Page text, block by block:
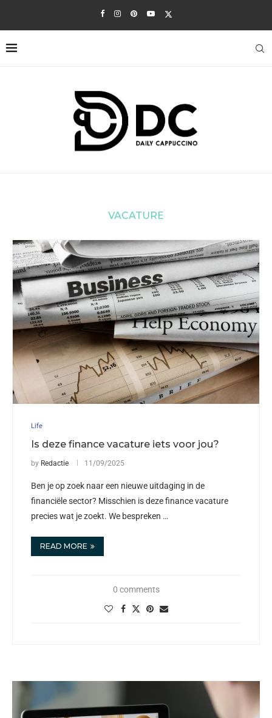
VACATURE
Life
Is deze finance vacature iets voor jou?
by Redactie 11/09/2025
Ben je op zoek naar een nieuwe uitdaging in de
financiële sector? Misschien is deze finance vacature
precies wat je zoekt. We bespreken …
READ MORE
0 comments